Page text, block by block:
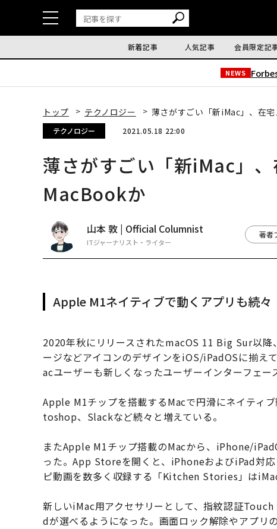
新着記事 人気記事 会員限定記
NEWS
トップ テクノロジー 薄さがすごい「新iMac」、在
テクノロジー 2021.05.18 22:00
薄さがすごい「新iMac」
MacBookか
山本 敦 | Official Columnist
ITジャーナリスト・ライター
著者
Apple M1ネイティブで動くアプリも続々
2020年秋にリリースされたmacOS 11 Big Sur以
ージなどアイコンのデザインをiOS/iPadOSに揃え
acユーザーも新しくなったユーザーインターフェー
Apple M1チップを搭載するMacで円滑にネイテ
toshop、Slackなど続々と増えている。
またApple M1チップ搭載のMacから、iPhone/
った。App Storeを開くと、iPhoneおよびiPad対
ピ動画を数多く収録する「Kitchen Stories」は
新しいiMac用アクセサリーとして、指紋認証
dが選べるようになった。画面ロック解除やアプリ